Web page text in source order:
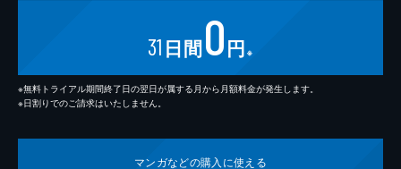
31 日間0円 ※
※無料トライアル期間終了日の翌日が属する月から月額料金が発生します。
※日割りでのご請求はいたしません。
マンガなどの購入に使える